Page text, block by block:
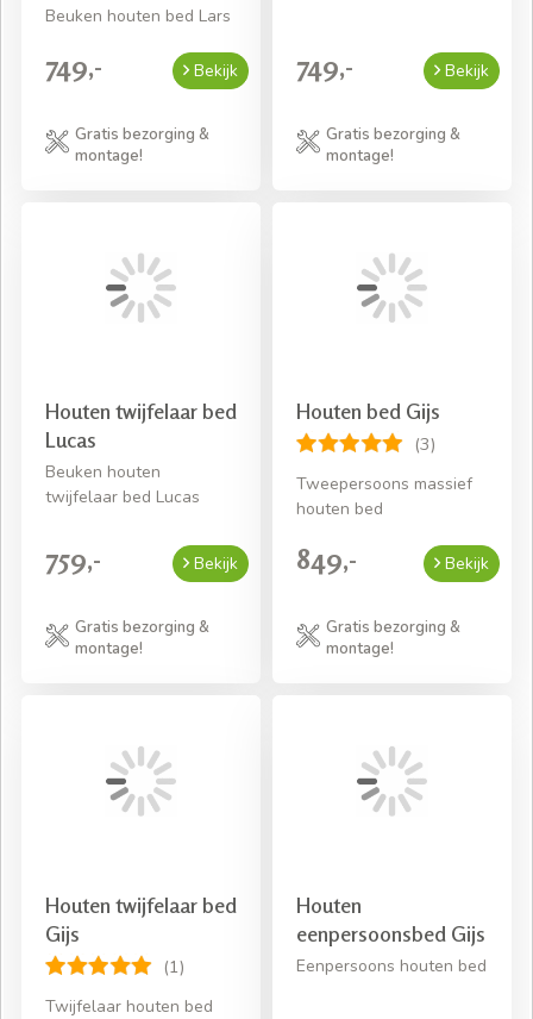
Beuken houten bed Lars
749,- Bekijk
Gratis bezorging &
montage!
749,- Bekijk
Gratis bezorging &
montage!
Houten twijfelaar bed
Lucas
Beuken houten
twijfelaar bed Lucas
759,- Bekijk
Gratis bezorging &
montage!
Houten bed Gijs
(3)
Tweepersoons massief
houten bed
849,- Bekijk
Gratis bezorging &
montage!
Houten twijfelaar bed
Gijs
(1)
Twijfelaar houten bed
Houten
eenpersoonsbed Gijs
Eenpersoons houten bed